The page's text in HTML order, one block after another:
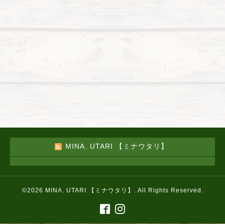
MINA. UTARI 【ミナウタリ】
©2026 MINA. UTARI 【ミナウタリ】 . All Rights Reserved.